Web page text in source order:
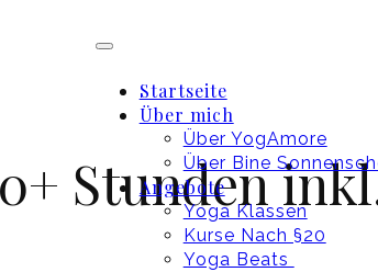
Startseite
Über mich
Über YogAmore
Über Bine
Angebote
Yoga Klassen
Kurse Nach §20
Yoga Beats
Stunden